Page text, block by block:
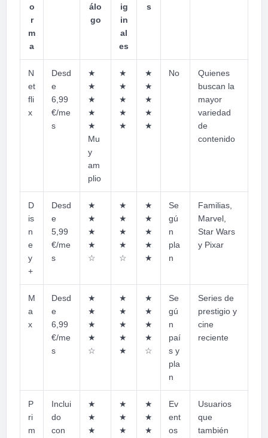
o
r
m
a
álo
go
ig
in
al
es
s
N
et
fli
x
Desd
e
6,99
€/me
s
★
★
★
★
★
Mu
y
am
plio
★
★
★
★
★
★
★
★
★
★
No
Quienes
buscan la
mayor
variedad
de
contenido
D
is
n
e
y
+
Desd
e
5,99
€/me
s
★
★
★
★
☆
★
★
★
★
☆
★
★
★
★
★
Se
gú
n
pla
n
Familias,
Marvel,
Star Wars
y Pixar
M
a
x
Desd
e
6,99
€/me
s
★
★
★
★
☆
★
★
★
★
★
★
★
★
★
☆
Se
gú
n
paí
s y
pla
n
Series de
prestigio y
cine
reciente
P
ri
m
Inclui
do
con
★
★
★
★
★
★
★
★
★
Ev
ent
os
Usuarios
que
también